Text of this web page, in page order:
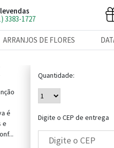
3383-1727
ARRANJOS DE FLORES
é
e
Quantidade:
Digite o CEP de entrega